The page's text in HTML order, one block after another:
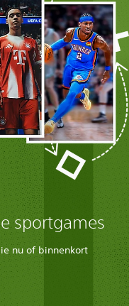
sportgames
nu of binnenkort